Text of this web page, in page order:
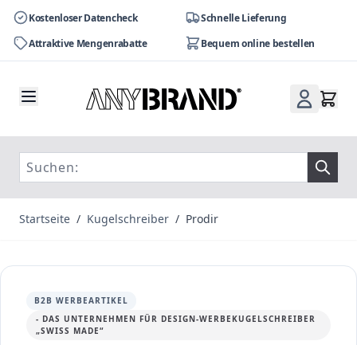
Kostenloser Datencheck
Schnelle Lieferung
Attraktive Mengenrabatte
Bequem online bestellen
Startseite / Kugelschreiber / Prodir
B2B WERBEARTIKEL
- DAS UNTERNEHMEN FÜR DESIGN-WERBEKUGELSCHREIBER
„SWISS MADE“